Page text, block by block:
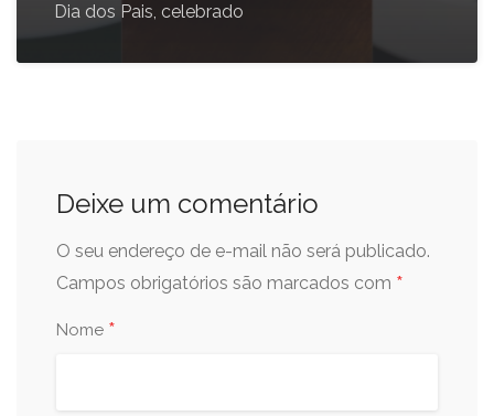
Dia dos Pais, celebrado
Deixe um comentário
O seu endereço de e-mail não será publicado.
Campos obrigatórios são marcados com *
Nome *